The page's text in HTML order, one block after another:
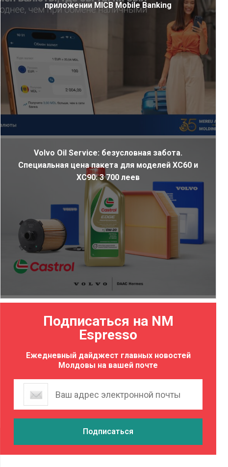
приложении MICB Mobile Banking
Volvo Oil Service: безусловная забота.
Специальная цена пакета для моделей XC60 и
XC90: 3 700 леев
Подписаться на NM
Espresso
Ежедневный дайджест главных новостей
Молдовы на вашей почте